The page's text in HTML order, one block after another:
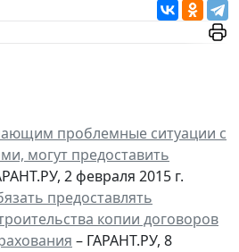
проблемные ситуации с
могут предоставить
2 февраля 2015 г.
предоставлять
копии договоров
– ГАРАНТ.РУ, 8